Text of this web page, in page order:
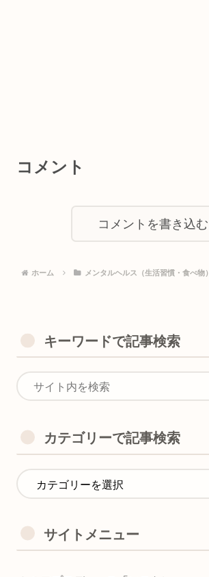
コメント
コメントを書き込む
ホーム メンタルヘルス（生活習慣・食べ物）
キーワードで記事検索
カテゴリーで記事検索
サイトメニュー